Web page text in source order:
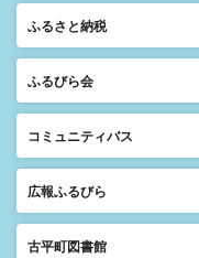
ふるさと納税
ふるびら会
コミュニティバス
広報ふるびら
古平町図書館